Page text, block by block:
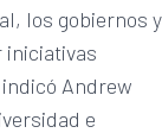
los gobiernos y
iniciativas
Andrew
e